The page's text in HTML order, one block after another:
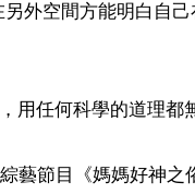
外空間方能明白自
用任何科學的道理都
藝節目《媽媽好神之